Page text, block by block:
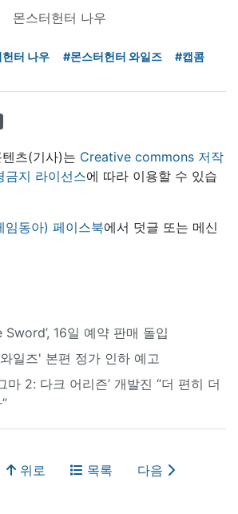
몬스터헌터 나우
터 나우 #몬스터헌터 와일즈 #캡콤
츠(기사)는 Creative commons 저작
금지 라이선스에 따라 이용할 수 있습
임동아) 페이스북에서 덧글 또는 메신
16일 예약 판매 돌입
일즈' 본편 정가 인하 예고
마 2: 다크 어리즌’ 개발진 “더 편히 더
위로 목록 다음